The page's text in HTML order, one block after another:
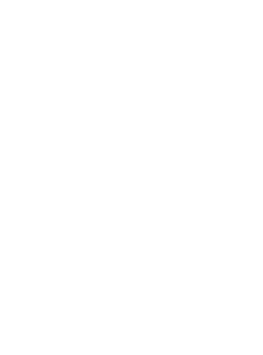
Ceuta suma 82
Huelva eleva a
Juanfran Funes, sobre
“Por momentos nos
Ya se han estrenado
Eneko Jauregui, bigoleador